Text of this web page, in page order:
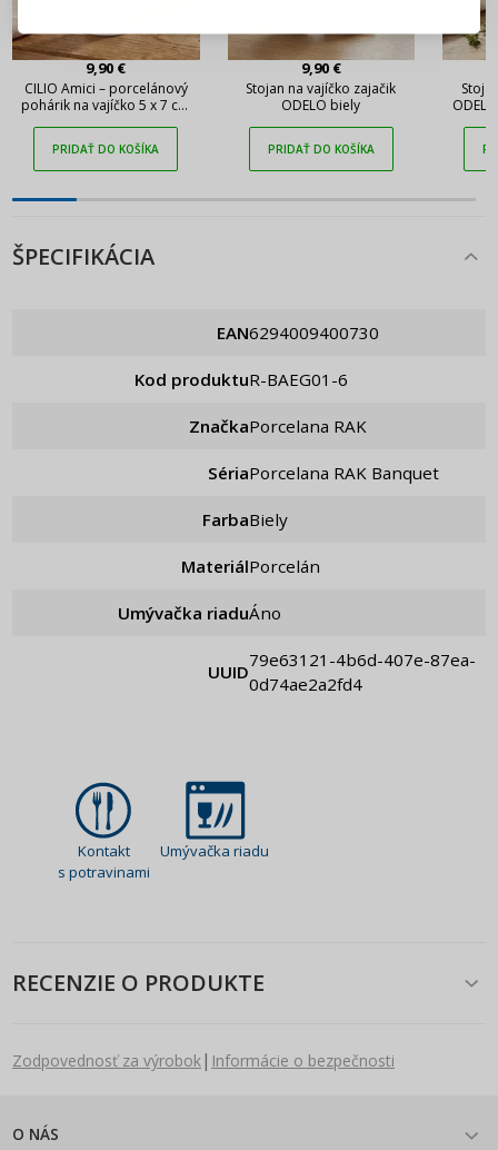
9,90 €
CILIO Amici – porcelánový
pohárik na vajíčko 5 x 7 cm
PRIDAŤ DO KOŠÍKA
9,90 €
Stojan na vajíčko zajačik
ODELO biely
PRIDAŤ DO KOŠÍKA
ŠPECIFIKÁCIA
EAN 6294009400730
Kod produktu R-BAEG01-6
Značka Porcelana RAK
Séria Porcelana RAK Banquet
Farba Biely
Materiál Porcelán
Umývačka riadu Áno
UUID
79e63121-4b6d-407e-87ea-
0d74ae2a2fd4
Kontakt
s potravinami
Umývačka riadu
RECENZIE O PRODUKTE
Zodpovednosť za výrobok| Informácie o bezpečnosti
O NÁS
Pripomenutie hesla